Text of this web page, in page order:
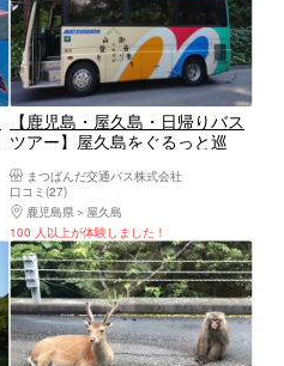
【鹿児島・屋久島・日帰りバス
ツアー】屋久島をぐるっと巡
まつばんだ交通バス株式会社
口コミ(27)
鹿児島県
屋久島
100 人以上が体験しました！